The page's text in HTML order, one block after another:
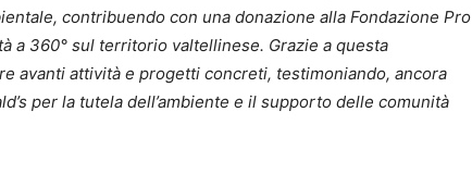
contribuendo con una donazione alla Fondazione Pro
a 360° sul territorio valtellinese. Grazie a questa
avanti attività e progetti concreti, testimoniando, ancora
per la tutela dell’ambiente e il supporto delle comunità